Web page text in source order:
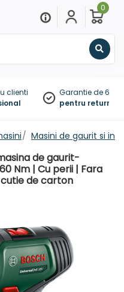
0
clienti
Garantie de 60
pentru
Masini de gaurit si
de gaurit-
Nm | Cu perii | Fara
de carton